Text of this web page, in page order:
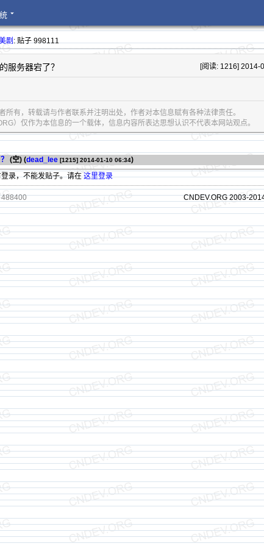
剧: 贴子 998111
服务器宕了？ [阅读: 1216] 2014-
所有，转载请与作者联系并注明出处，作者对本信息赋有各种法律责任。
）仅作为本信息的一个载体，信息内容所表达思想认识不代表本网站观点。
(空) (dead_lee [1215] 2014-01-10 06:34)
录，不能发贴子。请在这里登录
488400 CNDEV.ORG 2003-